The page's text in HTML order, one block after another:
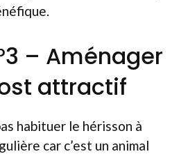
– Aménager
attractif
habituer le hérisson à
car c’est un animal